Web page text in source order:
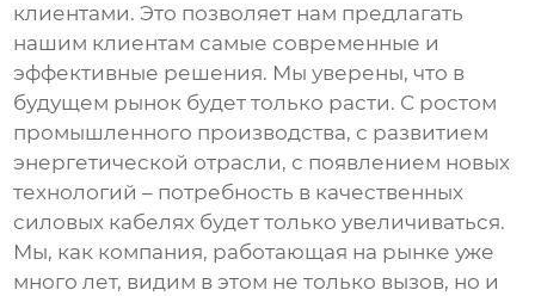
клиентами. Это позволяет нам предлагать
нашим клиентам самые современные и
эффективные решения. Мы уверены, что в
будущем рынок будет только расти. С ростом
промышленного производства, с развитием
энергетической отрасли, с появлением новых
технологий – потребность в качественных
силовых кабелях будет только увеличиваться.
Мы, как компания, работающая на рынке уже
много лет, видим в этом не только вызов, но и